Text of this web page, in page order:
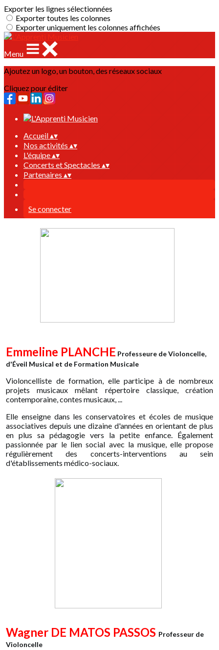
Exporter les lignes sélectionnées
Exporter toutes les colonnes
Exporter uniquement les colonnes affichées
Menu
Ajoutez un logo, un bouton, des réseaux sociaux
Cliquez pour éditer
Accueil▴▾
Nos activités ▴▾
L'équipe▴▾
Concerts et Spectacles ▴▾
Partenaires ▴▾
Se connecter
Emmeline PLANCHE Professeure de Violoncelle,
d'Éveil Musical et de Formation Musicale
Violoncelliste de formation, elle participe à de nombreux
projets musicaux mêlant répertoire classique, création
contemporaine, contes musicaux, ...
Elle enseigne dans les conservatoires et écoles de musique
associatives depuis une dizaine d'années en orientant de plus
en plus sa pédagogie vers la petite enfance. Également
passionnée par le lien social avec la musique, elle propose
régulièrement des concerts-interventions au sein
d'établissements médico-sociaux.
Wagner DE MATOS PASSOS Professeur de
Violoncelle